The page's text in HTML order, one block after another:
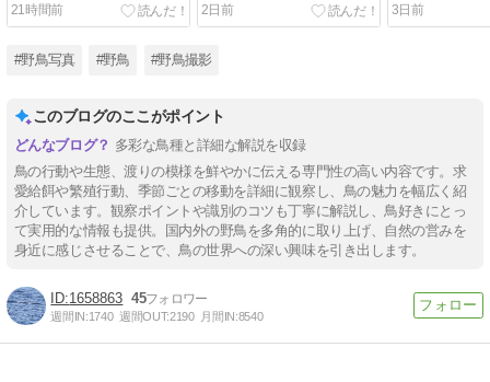
21時間前 2日前
3日前
#野鳥写真 #野鳥 #野鳥撮影
このブログのここがポイント
多彩な鳥種と詳細な解説を収録
鳥の行動や生態、渡りの模様を鮮やかに伝える専門性の高い内容です。求
愛給餌や繁殖行動、季節ごとの移動を詳細に観察し、鳥の魅力を幅広く紹
介しています。観察ポイントや識別のコツも丁寧に解説し、鳥好きにとっ
て実用的な情報も提供。国内外の野鳥を多角的に取り上げ、自然の営みを
身近に感じさせることで、鳥の世界への深い興味を引き出します。
1658863 45
週間IN:1740 週間OUT:2190 月間IN:8540